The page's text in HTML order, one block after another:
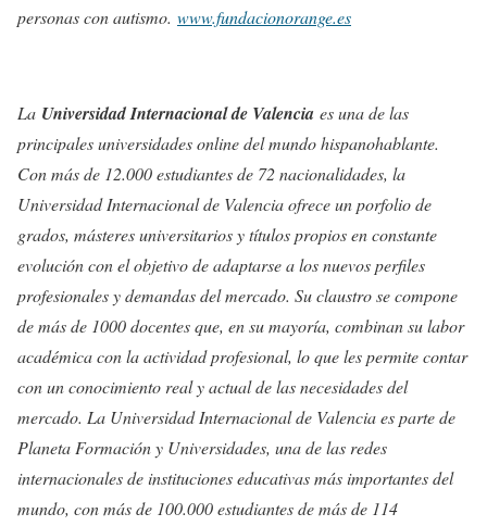
personas con autismo. www.fundacionorange.es
La Universidad Internacional de Valencia es una de las
principales universidades online del mundo hispanohablante.
Con más de 12.000 estudiantes de 72 nacionalidades, la
Universidad Internacional de Valencia ofrece un porfolio de
grados, másteres universitarios y títulos propios en constante
evolución con el objetivo de adaptarse a los nuevos perfiles
profesionales y demandas del mercado. Su claustro se compone
de más de 1000 docentes que, en su mayoría, combinan su labor
académica con la actividad profesional, lo que les permite contar
con un conocimiento real y actual de las necesidades del
mercado. La Universidad Internacional de Valencia es parte de
Planeta Formación y Universidades, una de las redes
internacionales de instituciones educativas más importantes del
mundo, con más de 100.000 estudiantes de más de 114